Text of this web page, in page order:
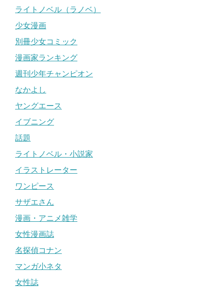
ライトノベル（ラノベ）
少女漫画
別冊少女コミック
漫画家ランキング
週刊少年チャンピオン
なかよし
ヤングエース
イブニング
話題
ライトノベル・小説家
イラストレーター
ワンピース
サザエさん
漫画・アニメ雑学
女性漫画誌
名探偵コナン
マンガ小ネタ
女性誌